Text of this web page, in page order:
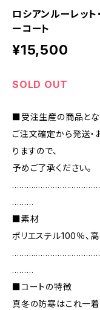
ロシアンルーレット
ーコート （ブ
¥15,500
SOLD OUT
■受注生産の商品とな
ご注文確定から発送・
りますので、
予めご了承ください。
………
■素材
ポリエステル100％、
………
■コートの特徴
真冬の防寒はこれ一